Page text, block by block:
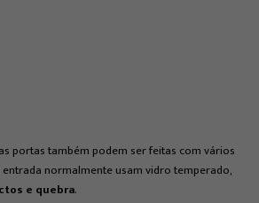
portas também podem ser feitas com vários
normalmente usam vidro temperado,
e quebra.